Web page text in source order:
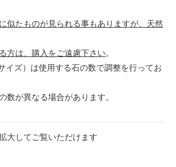
似たものが見られる事もありますが、天然
方は、購入をご遠慮下さい。
イズ）は使用する石の数で調整を行ってお
数が異なる場合があります。
大してご覧いただけます